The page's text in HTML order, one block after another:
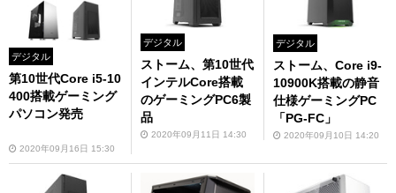
デジタル
第10世代Core i5-10
400搭載ゲーミング
パソコン発売
2020年09月16日 15:30
デジタル
ストーム、第10世代
インテルCore搭載
のゲーミングPC6製
品
2020年09月11日 14:30
デジタル
ストーム、Core i9-
10900K搭載の静音
仕様ゲーミングPC
「PG-FC」
2020年09月10日 14:20